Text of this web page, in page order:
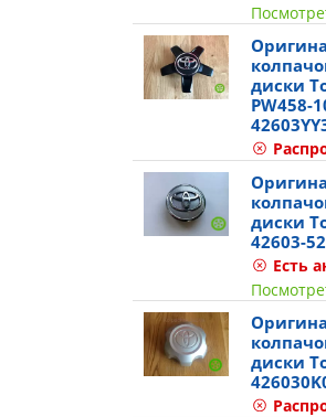
диски
PW458-
диски
42603-
Есть
диски